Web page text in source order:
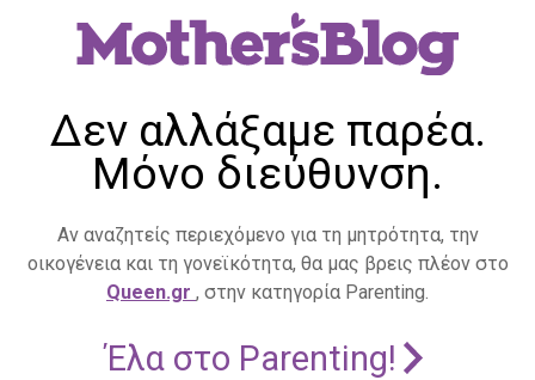
Δεν αλλάξαμε παρέα.
Μόνο διεύθυνση.
Αν αναζητείς περιεχόμενο για τη μητρότητα, την
οικογένεια και τη γονεϊκότητα, θα μας βρεις πλέον στο
Queen.gr , στην κατηγορία Parenting.
Έλα στο Parenting!